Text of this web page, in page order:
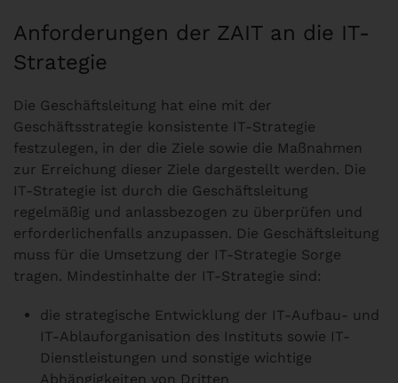
Anforderungen der ZAIT an die IT-
Strategie
Die Geschäftsleitung hat eine mit der
Geschäftsstrategie konsistente IT-Strategie
festzulegen, in der die Ziele sowie die Maßnahmen
zur Erreichung dieser Ziele dargestellt werden. Die
IT-Strategie ist durch die Geschäftsleitung
regelmäßig und anlassbezogen zu überprüfen und
erforderlichenfalls anzupassen. Die Geschäftsleitung
muss für die Umsetzung der IT-Strategie Sorge
tragen. Mindestinhalte der IT-Strategie sind:
die strategische Entwicklung der IT-Aufbau- und
IT-Ablauforganisation des Instituts sowie IT-
Dienstleistungen und sonstige wichtige
Abhängigkeiten von Dritten